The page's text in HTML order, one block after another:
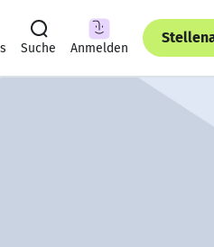
Suche Anmelden